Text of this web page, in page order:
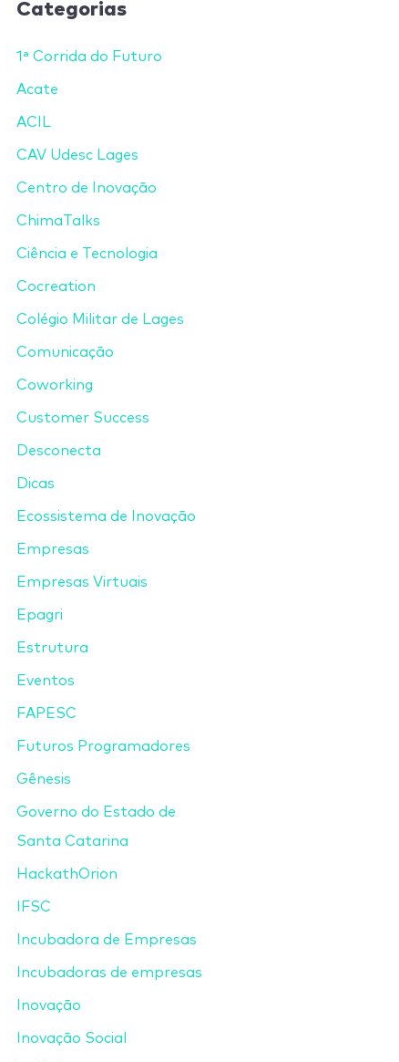
Categorias
1ª Corrida do Futuro
Acate
ACIL
CAV Udesc Lages
Centro de Inovação
ChimaTalks
Ciência e Tecnologia
Cocreation
Colégio Militar de Lages
Comunicação
Coworking
Customer Success
Desconecta
Dicas
Ecossistema de Inovação
Empresas
Empresas Virtuais
Epagri
Estrutura
Eventos
FAPESC
Futuros Programadores
Gênesis
Governo do Estado de
Santa Catarina
HackathOrion
IFSC
Incubadora de Empresas
Incubadoras de empresas
Inovação
Inovação Social